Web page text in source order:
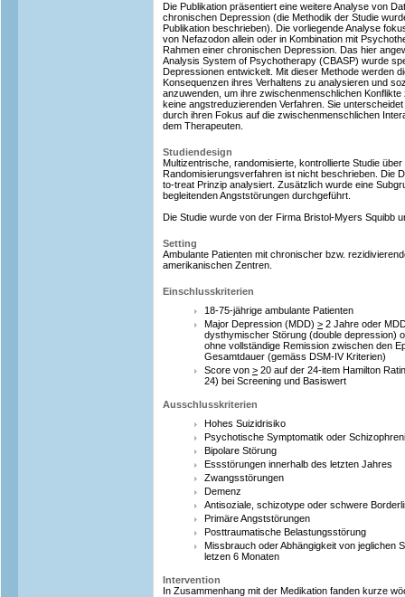
Die Publikation präsentiert eine weitere Analyse von
chronischen Depression (die Methodik der Studie
Publikation beschrieben). Die vorliegende Analyse
von Nefazodon allein oder in Kombination mit
Rahmen einer chronischen Depression. Das hier
Analysis System of Psychotherapy (CBASP) wurde
Depressionen entwickelt. Mit dieser Methode werden
Konsequenzen ihres Verhaltens zu analysieren und
anzuwenden, um ihre zwischenmenschlichen
keine angstreduzierenden Verfahren. Sie
durch ihren Fokus auf die zwischenmenschlichen
dem Therapeuten.
Studiendesign
Multizentrische, randomisierte, kontrollierte Studie
Randomisierungsverfahren ist nicht beschrieben. Die
to-treat Prinzip analysiert. Zusätzlich wurde eine
begleitenden Angststörungen durchgeführt.
Die Studie wurde von der Firma Bristol-Myers Squibb
Setting
Ambulante Patienten mit chronischer bzw.
amerikanischen Zentren.
Einschlusskriterien
18-75-jährige ambulante Patienten
Major Depression (MDD) > 2 Jahre oder
dysthymischer Störung (double depression)
ohne vollständige Remission zwischen den
Gesamtdauer (gemäss DSM-IV Kriterien)
Score von > 20 auf der 24-item Hamilton
24) bei Screening und Basiswert
Ausschlusskriterien
Hohes Suizidrisiko
Psychotische Symptomatik oder
Bipolare Störung
Essstörungen innerhalb des letzten Jahres
Zwangsstörungen
Demenz
Antisoziale, schizotype oder schwere
Primäre Angststörungen
Posttraumatische Belastungsstörung
Missbrauch oder Abhängigkeit von jeglichen
letzen 6 Monaten
Intervention
In Zusammenhang mit der Medikation fanden kurze